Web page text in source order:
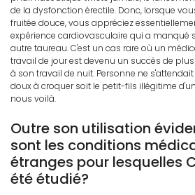
de la dysfonction érectile. Donc, lorsque
fruitée douce, vous appréciez
expérience cardiovasculaire qui a manqué
autre taureau. C'est un cas rare où un
travail de jour est devenu un succès de
à son travail de nuit. Personne ne
doux à croquer soit le petit-fils illégitime
nous voilà.
Outre son utilisation
sont les conditions
étranges pour lesquelles
été étudié?